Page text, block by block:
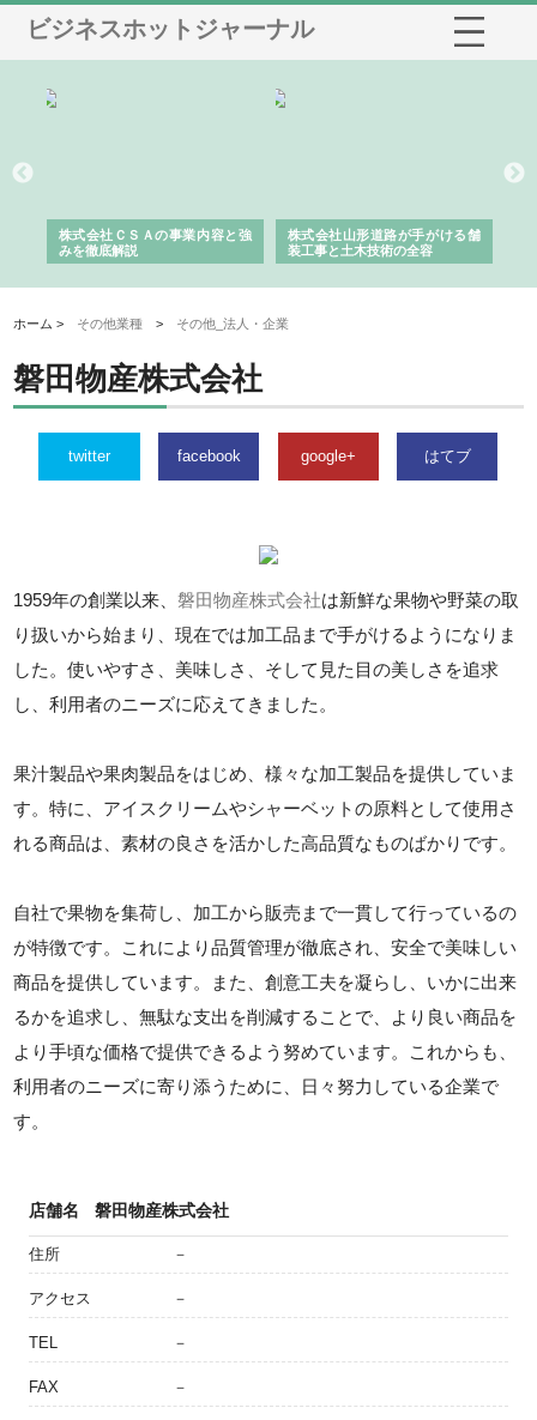
ビジネスホットジャーナル
株式会社ＣＳＡの事業内容と強
みを徹底解説
株式会社山形道路が手がける舗
装工事と土木技術の全容
ホーム > その他業種 > その他_法人・企業
磐田物産株式会社
twitter facebook google+ はてブ
1959年の創業以来、磐田物産株式会社は新鮮な果物や野菜の取
り扱いから始まり、現在では加工品まで手がけるようになりま
した。使いやすさ、美味しさ、そして見た目の美しさを追求
し、利用者のニーズに応えてきました。
果汁製品や果肉製品をはじめ、様々な加工製品を提供していま
す。特に、アイスクリームやシャーベットの原料として使用さ
れる商品は、素材の良さを活かした高品質なものばかりです。
自社で果物を集荷し、加工から販売まで一貫して行っているの
が特徴です。これにより品質管理が徹底され、安全で美味しい
商品を提供しています。また、創意工夫を凝らし、いかに出来
るかを追求し、無駄な支出を削減することで、より良い商品を
より手頃な価格で提供できるよう努めています。これからも、
利用者のニーズに寄り添うために、日々努力している企業で
す。
店舗名 磐田物産株式会社
住所 －
アクセス －
TEL －
FAX －